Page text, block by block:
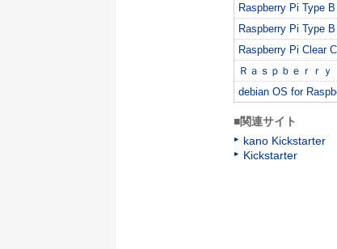
Raspberry Pi Type
Raspberry Pi Type
Raspberry Pi Clear
Ｒａｓｐｂｅｒｒ
debian OS for
■関連サイト
kano Kickstarter
Kickstarter